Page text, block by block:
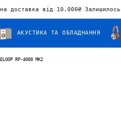
доставка від 10.000₴ Залишилось
АКУСТИКА ТА ОБЛАДНАННЯ
RP-4000 MK2